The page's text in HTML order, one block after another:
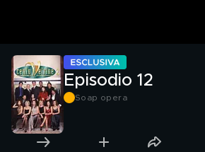
Episodio 12
Soap opera